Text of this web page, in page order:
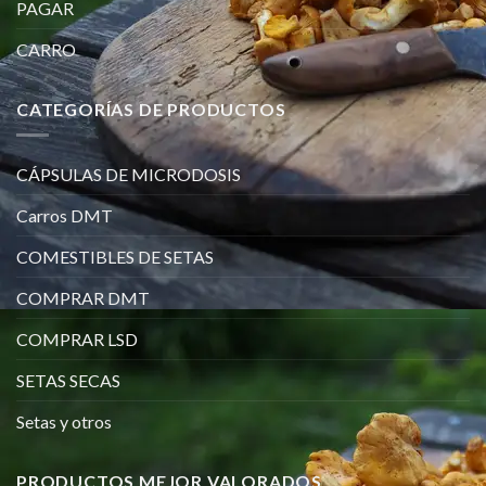
PAGAR
CARRO
CATEGORÍAS DE PRODUCTOS
CÁPSULAS DE MICRODOSIS
Carros DMT
COMESTIBLES DE SETAS
COMPRAR DMT
COMPRAR LSD
SETAS SECAS
Setas y otros
PRODUCTOS MEJOR VALORADOS